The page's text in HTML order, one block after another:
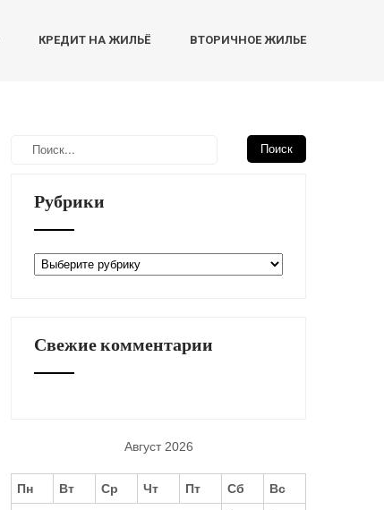
КРЕДИТ НА ЖИЛЬЁ ВТОРИЧНОЕ ЖИЛЬЕ
Рубрики
Рубрики
Свежие комментарии
Август 2026
Пн Вт Ср Чт Пт Сб Вс